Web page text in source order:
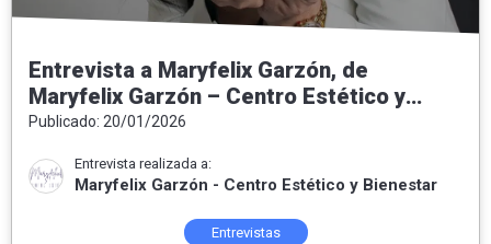
Entrevista a Maryfelix Garzón, de
Maryfelix Garzón – Centro Estético y
Bienestar: «El acné no es el enemigo, es
Publicado: 20/01/2026
Entrevista realizada a:
Maryfelix Garzón - Centro Estético y Bienestar
Entrevistas